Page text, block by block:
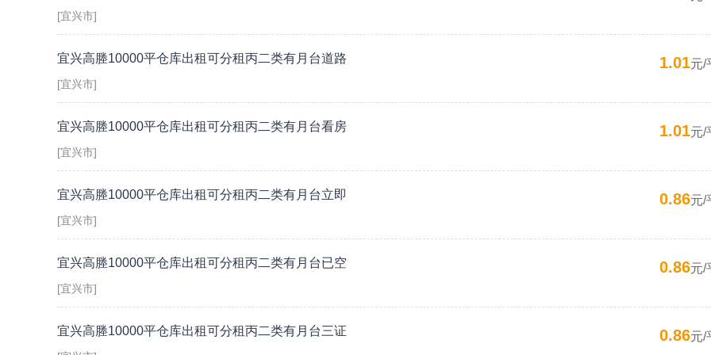
[宜兴市]
宜兴高塍10000平仓库出租可分租丙二类有月台道路
[宜兴市]
1.01元/
宜兴高塍10000平仓库出租可分租丙二类有月台看房
[宜兴市]
1.01元/
宜兴高塍10000平仓库出租可分租丙二类有月台立即
[宜兴市]
0.86元/
宜兴高塍10000平仓库出租可分租丙二类有月台已空
[宜兴市]
0.86元/
宜兴高塍10000平仓库出租可分租丙二类有月台三证 0.86元/